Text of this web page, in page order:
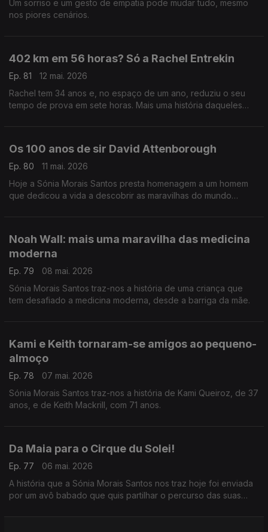
Um sorriso e um gesto de empatia pode mudar tudo, mesmo
nos piores cenários.
402 km em 56 horas? Só a Rachel Entrekin
Ep. 81
12 mai. 2026
Rachel tem 34 anos e, no espaço de um ano, reduziu o seu
tempo de prova em sete horas. Mais uma história daqueles
Os 100 anos de sir David Attenborough
Ep. 80
11 mai. 2026
Hoje a Sónia Morais Santos presta homenagem a um homem
que dedicou a vida a descobrir as maravilhas do mundo
Noah Wall: mais uma maravilha das medicina
moderna
Ep. 79
08 mai. 2026
Sónia Morais Santos traz-nos a história de uma criança que
tem desafiado a medicina moderna, desde a barriga da mãe.
Kami e Keith tornaram-se amigos ao pequeno-
almoço
Ep. 78
07 mai. 2026
Sónia Morais Santos traz-nos a história de Kami Queiroz, de 37
anos, e de Keith Mackrill, com 71 anos.
Da Maia para o Cirque du Solei!
Ep. 77
06 mai. 2026
A história que a Sónia Morais Santos nos traz hoje foi enviada
por um avô babado que quis partilhar o percurso das suas